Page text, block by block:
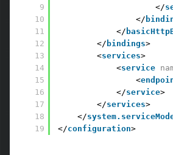
9
10
11
12
13
14
15
16
17
18
19
</
</
</
</ bindings>
<services>
<service
<
</service>
</services>
</
</configuration>